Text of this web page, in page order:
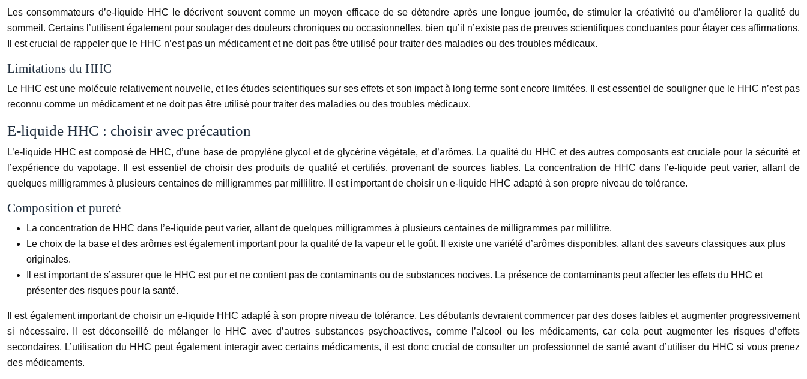
Les consommateurs d’e-liquide HHC le décrivent souvent comme un moyen efficace de se détendre après une longue journée, de stimuler la créativité ou d’améliorer la qualité du
sommeil. Certains l’utilisent également pour soulager des douleurs chroniques ou occasionnelles, bien qu’il n’existe pas de preuves scientifiques concluantes pour étayer ces affirmations.
Il est crucial de rappeler que le HHC n’est pas un médicament et ne doit pas être utilisé pour traiter des maladies ou des troubles médicaux.
Limitations du HHC
Le HHC est une molécule relativement nouvelle, et les études scientifiques sur ses effets et son impact à long terme sont encore limitées. Il est essentiel de souligner que le HHC n’est pas
reconnu comme un médicament et ne doit pas être utilisé pour traiter des maladies ou des troubles médicaux.
E-liquide HHC : choisir avec précaution
L’e-liquide HHC est composé de HHC, d’une base de propylène glycol et de glycérine végétale, et d’arômes. La qualité du HHC et des autres composants est cruciale pour la sécurité et
l’expérience du vapotage. Il est essentiel de choisir des produits de qualité et certifiés, provenant de sources fiables. La concentration de HHC dans l’e-liquide peut varier, allant de
quelques milligrammes à plusieurs centaines de milligrammes par millilitre. Il est important de choisir un e-liquide HHC adapté à son propre niveau de tolérance.
Composition et pureté
La concentration de HHC dans l’e-liquide peut varier, allant de quelques milligrammes à plusieurs centaines de milligrammes par millilitre.
Le choix de la base et des arômes est également important pour la qualité de la vapeur et le goût. Il existe une variété d’arômes disponibles, allant des saveurs classiques aux plus
originales.
Il est important de s’assurer que le HHC est pur et ne contient pas de contaminants ou de substances nocives. La présence de contaminants peut affecter les effets du HHC et
présenter des risques pour la santé.
Il est également important de choisir un e-liquide HHC adapté à son propre niveau de tolérance. Les débutants devraient commencer par des doses faibles et augmenter progressivement
si nécessaire. Il est déconseillé de mélanger le HHC avec d’autres substances psychoactives, comme l’alcool ou les médicaments, car cela peut augmenter les risques d’effets
secondaires. L’utilisation du HHC peut également interagir avec certains médicaments, il est donc crucial de consulter un professionnel de santé avant d’utiliser du HHC si vous prenez
des médicaments.